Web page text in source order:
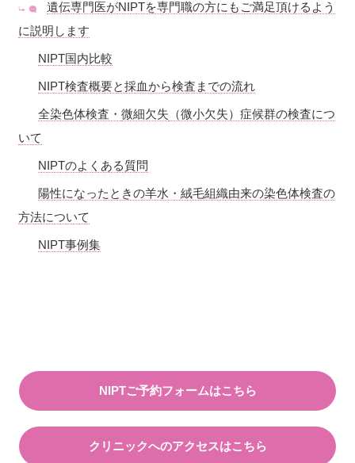
遺伝専門医がNIPTを専門職の方にもご満足頂けるよう
に説明します
NIPT国内比較
NIPT検査概要と採血から検査までの流れ
全染色体検査・ 微細欠失 （微小欠失）症候群の検査につ
いて
NIPTのよくある質問
陽性になったときの羊水・絨毛組織由来の染色体検査の
方法について
NIPT事例集
NIPTご予約フォームはこちら
クリニックへのアクセスはこちら